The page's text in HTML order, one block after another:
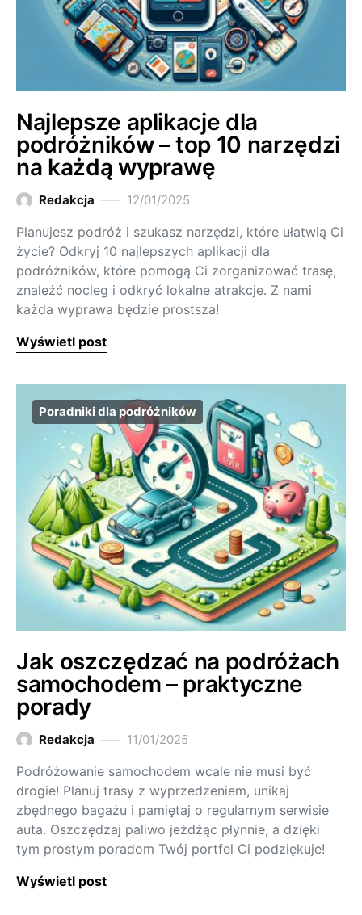
Najlepsze aplikacje dla
podróżników – top 10 narzędzi
na każdą wyprawę
Redakcja 12/01/2025
Planujesz podróż i szukasz narzędzi, które ułatwią Ci
życie? Odkryj 10 najlepszych aplikacji dla
podróżników, które pomogą Ci zorganizować trasę,
znaleźć nocleg i odkryć lokalne atrakcje. Z nami
każda wyprawa będzie prostsza!
Wyświetl post
Poradniki dla podróżników
Jak oszczędzać na podróżach
samochodem – praktyczne
porady
Redakcja 11/01/2025
Podróżowanie samochodem wcale nie musi być
drogie! Planuj trasy z wyprzedzeniem, unikaj
zbędnego bagażu i pamiętaj o regularnym serwisie
auta. Oszczędzaj paliwo jeżdżąc płynnie, a dzięki
tym prostym poradom Twój portfel Ci podziękuje!
Wyświetl post